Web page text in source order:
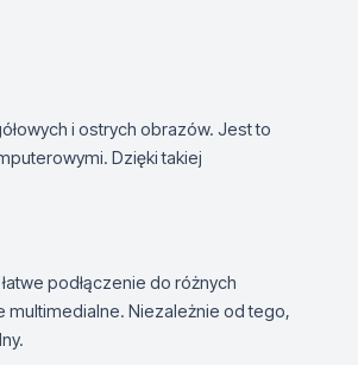
i ostrych obrazów. Jest to
Dzięki takiej
podłączenie do różnych
multimedialne. Niezależnie od tego,